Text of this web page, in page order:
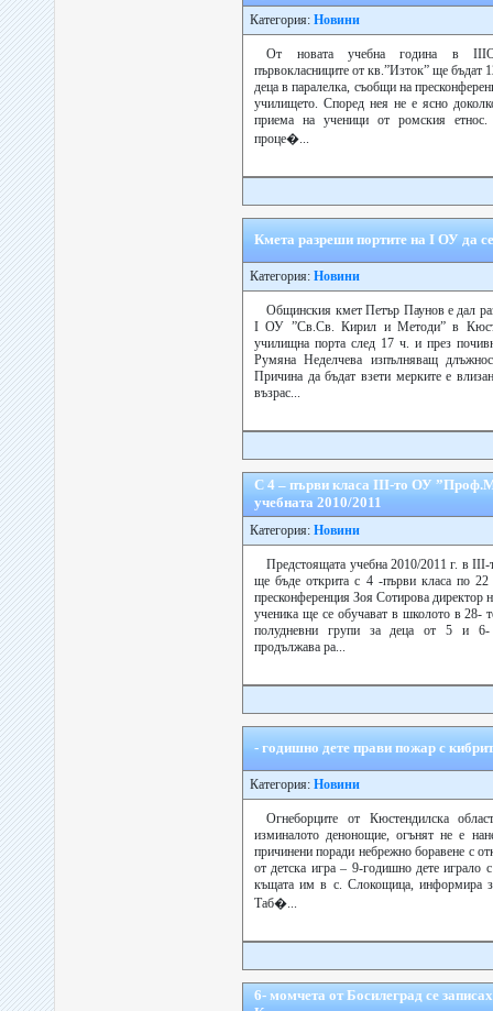
Категория: Новини
От новата учебна година в
първокласниците от кв.”Изток” ще бъдат
деца в паралелка, съобщи на
училището. Според нея не е ясно
приема на ученици от ромския етнос.
проце�...
Кмета разреши портите на І ОУ да
Категория: Новини
Общинския кмет Петър Паунов е дал
І ОУ ”Св.Св. Кирил и Методи” в
училищна порта след 17 ч. и през
Румяна Неделчева изпълняващ
Причина да бъдат взети мерките е
възрас...
С 4 – първи класа ІІІ-то ОУ
учебната 2010/2011
Категория: Новини
Предстоящата учебна 2010/2011 г. в
ще бъде открита с 4 -първи класа по
пресконференция Зоя Сотирова
ученика ще се обучават в школото в 28-
полудневни групи за деца от 5 и 6-
продължава ра...
- годишно дете прави пожар с
Категория: Новини
Огнеборците от Кюстендилска
изминалото денонощие, огънят не е
причинени поради небрежно боравене с
от детска игра – 9-годишно дете играло
къщата им в с. Слокощица, информира
Таб�...
6- момчета от Босилеград се